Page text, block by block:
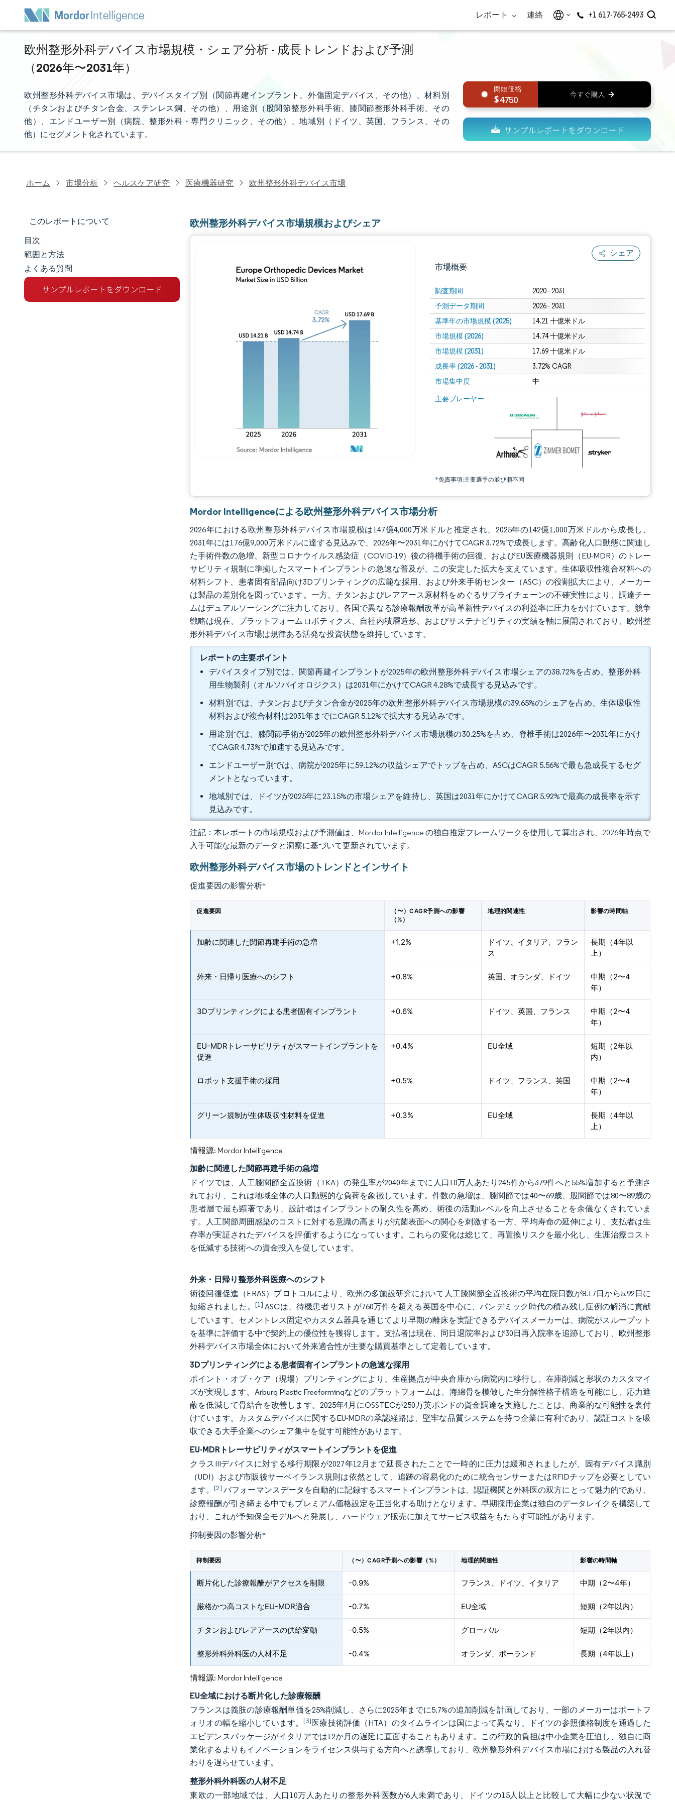
レポート 連絡 +1 617-765-2493
欧州整形外科デバイス市場規模・シェア分析 - 成長トレンドおよび予測
（2026年〜2031年）
欧州整形外科デバイス市場は、デバイスタイプ別（関節再建インプラント、外傷固定デバイス、その他）、材料別
（チタンおよびチタン合金、ステンレス鋼、その他）、用途別（股関節整形外科手術、膝関節整形外科手術、その
他）、エンドユーザー別（病院、整形外科・専門クリニック、その他）、地域別（ドイツ、英国、フランス、その
他）にセグメント化されています。
4750
ホーム 市場分析 ヘルスケア研究 医療機器研究 欧州整形外科デバイス市場
このレポートについて
市場規模とシェア
市場分析
トレンドとインサイト
目次
範囲と方法
よくある質問
欧州整形外科デバイス市場規模およびシェア
シェア
市場概要
調査期間 2020 - 2031
予測データ期間 2026 - 2031
基準年の市場規模 (2025) 14.21 十億米ドル
市場規模 (2026) 14.74 十億米ドル
市場規模 (2031) 17.69 十億米ドル
成長率 (2026 - 2031) 3.72% CAGR
市場集中度 中
主要プレーヤー
*免責事項:主要選手の並び順不同
画像 © Mordor Intelligence。再利用にはCC BY 4.0の表示が必要です。
画像 © Mordor Intelligence。再利用にはCC BY 4.0の表示が必要です。
Mordor Intelligenceによる欧州整形外科デバイス市場分析
2026年における欧州整形外科デバイス市場規模は147億4,000万米ドルと推定され、2025年の142億1,000万米ドルから成長し、
2031年には176億9,000万米ドルに達する見込みで、2026年〜2031年にかけてCAGR 3.72%で成長します。高齢化人口動態に関連し
た手術件数の急増、新型コロナウイルス感染症（COVID-19）後の待機手術の回復、およびEU医療機器規則（EU-MDR）のトレー
サビリティ規制に準拠したスマートインプラントの急速な普及が、この安定した拡大を支えています。生体吸収性複合材料への
材料シフト、患者固有部品向け3Dプリンティングの広範な採用、および外来手術センター（ASC）の役割拡大により、メーカー
は製品の差別化を図っています。一方、チタンおよびレアアース原材料をめぐるサプライチェーンの不確実性により、調達チー
ムはデュアルソーシングに注力しており、各国で異なる診療報酬改革が高革新性デバイスの利益率に圧力をかけています。競争
戦略は現在、プラットフォームロボティクス、自社内積層造形、およびサステナビリティの実績を軸に展開されており、欧州整
形外科デバイス市場は規律ある活発な投資状態を維持しています。
レポートの主要ポイント
デバイスタイプ別では、関節再建インプラントが2025年の欧州整形外科デバイス市場シェアの38.72%を占め、整形外科
用生物製剤（オルソバイオロジクス）は2031年にかけてCAGR 4.28%で成長する見込みです。
材料別では、チタンおよびチタン合金が2025年の欧州整形外科デバイス市場規模の39.65%のシェアを占め、生体吸収性
材料および複合材料は2031年までにCAGR 5.12%で拡大する見込みです。
用途別では、膝関節手術が2025年の欧州整形外科デバイス市場規模の30.25%を占め、脊椎手術は2026年〜2031年にかけ
てCAGR 4.73%で加速する見込みです。
エンドユーザー別では、病院が2025年に59.12%の収益シェアでトップを占め、ASCはCAGR 5.56%で最も急成長するセグ
メントとなっています。
地域別では、ドイツが2025年に23.15%の市場シェアを維持し、英国は2031年にかけてCAGR 5.92%で最高の成長率を示す
見込みです。
注記：本レポートの市場規模および予測値は、Mordor Intelligence の独自推定フレームワークを使用して算出され、2026年時点で
入手可能な最新のデータと洞察に基づいて更新されています。
欧州整形外科デバイス市場のトレンドとインサイト
促進要因の影響分析*
促進要因
（〜）CAGR予測への影響
（%）
地理的関連性 影響の時間軸
加齢に関連した関節再建手術の急増 +1.2%
ドイツ、イタリア、フラン
ス
長期（4年以
上）
外来・日帰り医療へのシフト +0.8% 英国、オランダ、ドイツ
中期（2〜4
年）
3Dプリンティングによる患者固有インプラント +0.6% ドイツ、英国、フランス
中期（2〜4
年）
EU-MDRトレーサビリティがスマートインプラントを
促進
+0.4% EU全域
短期（2年以
内）
ロボット支援手術の採用 +0.5% ドイツ、フランス、英国
中期（2〜4
年）
グリーン規制が生体吸収性材料を促進 +0.3% EU全域
長期（4年以
上）
情報源: Mordor Intelligence
加齢に関連した関節再建手術の急増
ドイツでは、人工膝関節全置換術（TKA）の発生率が2040年までに人口10万人あたり245件から379件へと55%増加すると予測さ
れており、これは地域全体の人口動態的な負荷を象徴しています。件数の急増は、膝関節では40〜69歳、股関節では80〜89歳の
患者層で最も顕著であり、設計者はインプラントの耐久性を高め、術後の活動レベルを向上させることを余儀なくされていま
す。人工関節周囲感染のコストに対する意識の高まりが抗菌表面への関心を刺激する一方、平均寿命の延伸により、支払者は生
存率が実証されたデバイスを評価するようになっています。これらの変化は総じて、再置換リスクを最小化し、生涯治療コスト
を低減する技術への資金投入を促しています。
外来・日帰り整形外科医療へのシフト
術後回復促進（ERAS）プロトコルにより、欧州の多施設研究において人工膝関節全置換術の平均在院日数が8.17日から5.92日に
短縮されました。[1] ASCは、待機患者リストが760万件を超える英国を中心に、パンデミック時代の積み残し症例の解消に貢献
しています。セメントレス固定やカスタム器具を通じてより早期の離床を実証できるデバイスメーカーは、病院がスループット
を基準に評価する中で契約上の優位性を獲得します。支払者は現在、同日退院率および30日再入院率を追跡しており、欧州整形
外科デバイス市場全体において外来適合性が主要な購買基準として定着しています。
3Dプリンティングによる患者固有インプラントの急速な採用
ポイント・オブ・ケア（現場）プリンティングにより、生産拠点が中央倉庫から病院内に移行し、在庫削減と形状のカスタマイ
ズが実現します。Arburg Plastic Freeformingなどのプラットフォームは、海綿骨を模倣した生分解性格子構造を可能にし、応力遮
蔽を低減して骨結合を改善します。2025年4月にOSSTECが250万英ポンドの資金調達を実施したことは、商業的な可能性を裏付
けています。カスタムデバイスに関するEU-MDRの承認経路は、堅牢な品質システムを持つ企業に有利であり、認証コストを吸
収できる大手企業へのシェア集中を促す可能性があります。
EU-MDRトレーサビリティがスマートインプラントを促進
クラスIIIデバイスに対する移行期限が2027年12月まで延長されたことで一時的に圧力は緩和されましたが、固有デバイス識別
（UDI）および市販後サーベイランス規則は依然として、追跡の容易化のために統合センサーまたはRFIDチップを必要としてい
ます。[2] パフォーマンスデータを自動的に記録するスマートインプラントは、認証機関と外科医の双方にとって魅力的であり、
診療報酬が引き締まる中でもプレミアム価格設定を正当化する助けとなります。早期採用企業は独自のデータレイクを構築して
おり、これが予知保全モデルへと発展し、ハードウェア販売に加えてサービス収益をもたらす可能性があります。
抑制要因の影響分析*
抑制要因 （〜）CAGR予測への影響（%） 地理的関連性 影響の時間軸
断片化した診療報酬がアクセスを制限 -0.9% フランス、ドイツ、イタリア 中期（2〜4年）
厳格かつ高コストなEU-MDR適合 -0.7% EU全域 短期（2年以内）
チタンおよびレアアースの供給変動 -0.5% グローバル 短期（2年以内）
整形外科外科医の人材不足 -0.4% オランダ、ポーランド 長期（4年以上）
情報源: Mordor Intelligence
EU全域における断片化した診療報酬
フランスは義肢の診療報酬単価を25%削減し、さらに2025年までに5.7%の追加削減を計画しており、一部のメーカーはポートフ
ォリオの幅を縮小しています。[3]医療技術評価（HTA）のタイムラインは国によって異なり、ドイツの参照価格制度を通過した
エビデンスパッケージがイタリアでは12か月の遅延に直面することもあります。この行政的負担は中小企業を圧迫し、独自に商
業化するよりもイノベーションをライセンス供与する方向へと誘導しており、欧州整形外科デバイス市場における製品の入れ替
わりを遅らせています。
整形外科外科医の人材不足
東欧の一部地域では、人口10万人あたりの整形外科医数が6人未満であり、ドイツの15人以上と比較して大幅に少ない状況で